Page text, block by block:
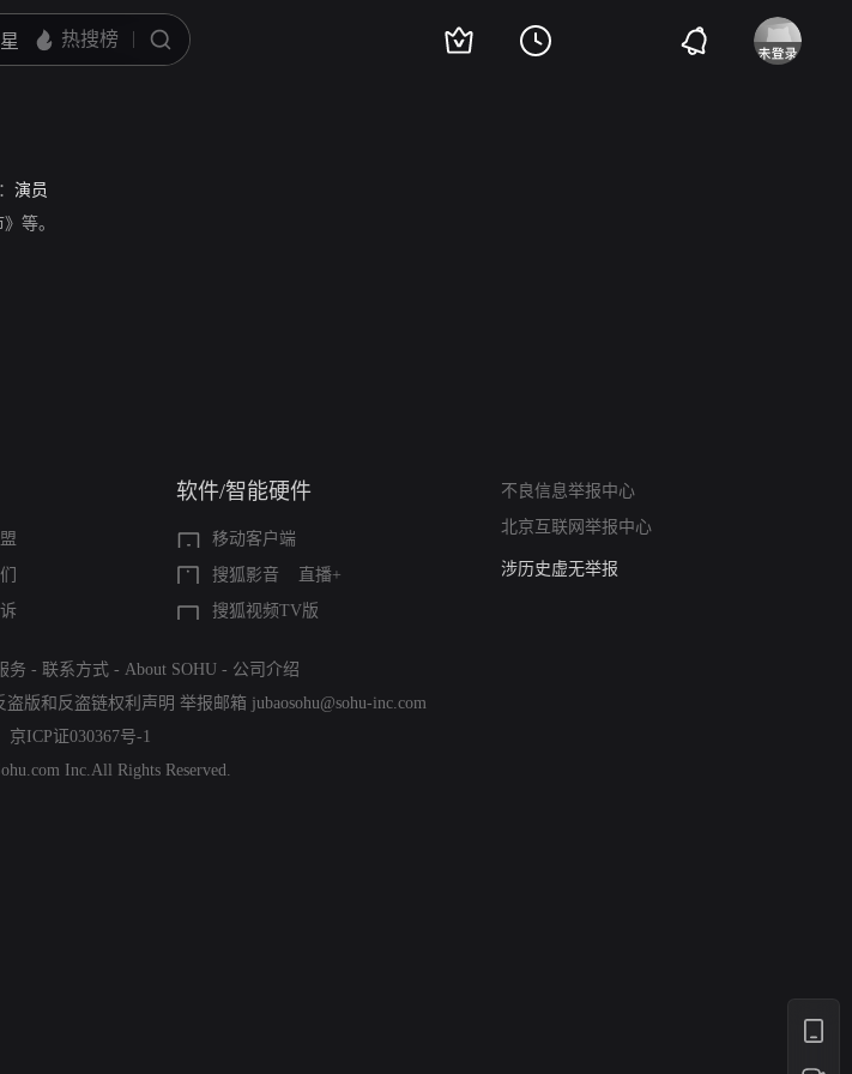
演员
等。
软件/智能硬件
移动客户端
搜狐影音
直播+
搜狐视频TV版
不良信息举报中心
北京互联网举报中心
亚运会举报专区
涉历史虚无举报
务 - 联系方式 - About SOHU - 公司介绍
盗版和反盗链权利声明 举报邮箱 jubaosohu@sohu-inc.com
京ICP证030367号-1
Inc.All Rights Reserved.